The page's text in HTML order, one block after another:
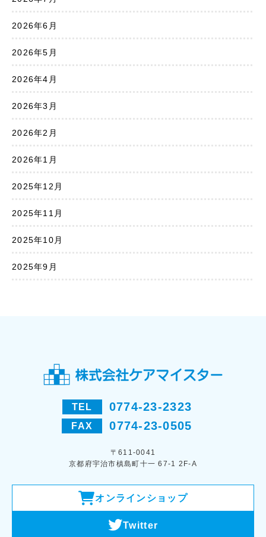
2026年6月
2026年5月
2026年4月
2026年3月
2026年2月
2026年1月
2025年12月
2025年11月
2025年10月
2025年9月
TEL 0774-23-2323
FAX 0774-23-0505
〒611-0041
京都府宇治市槙島町十一 67-1 2F-A
オンラインショップ
Twitter